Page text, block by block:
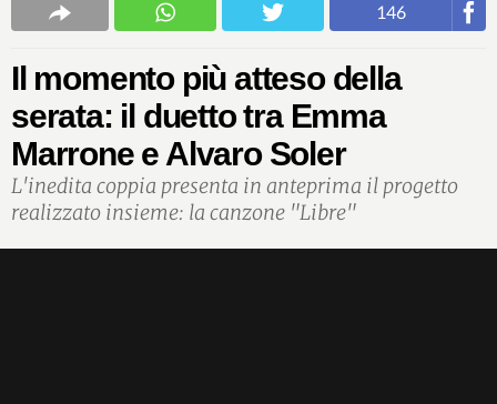
146
Il momento più atteso della
serata: il duetto tra Emma
Marrone e Alvaro Soler
L'inedita coppia presenta in anteprima il progetto
realizzato insieme: la canzone "Libre"